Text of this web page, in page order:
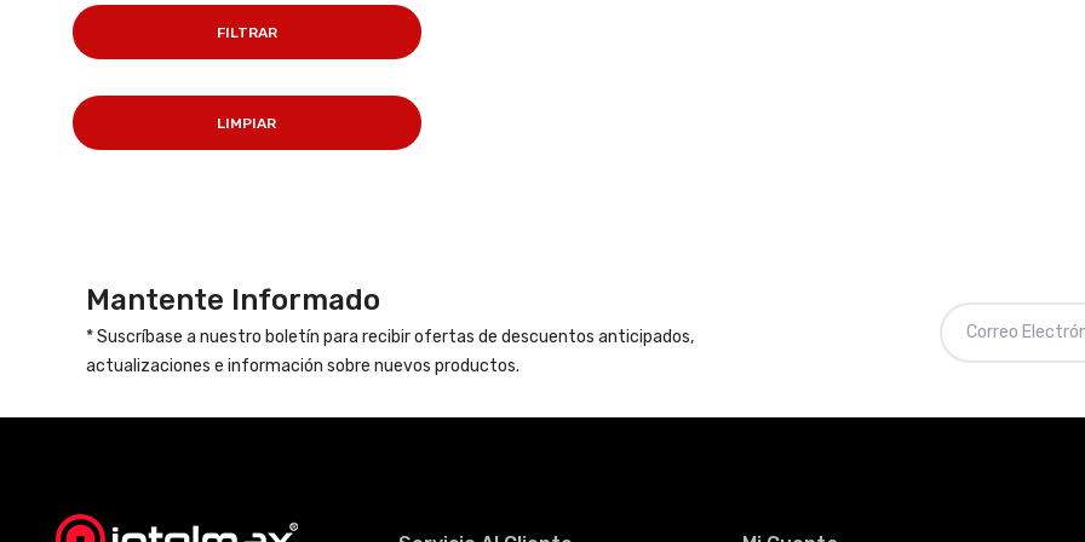
FILTRAR
LIMPIAR
Mantente Informado
* Suscríbase a nuestro boletín para recibir ofertas de descuentos anticipados,
actualizaciones e información sobre nuevos productos.